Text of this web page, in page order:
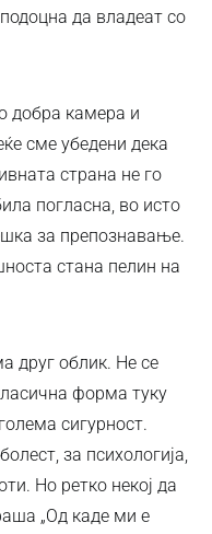
да владеат со
добра камера и
сме убедени дека
страна не го
погласна, во исто
за препознавање.
стана пелин на
друг облик. Не се
форма туку
сигурност.
за психологија,
Но ретко некој да
„Од каде ми е